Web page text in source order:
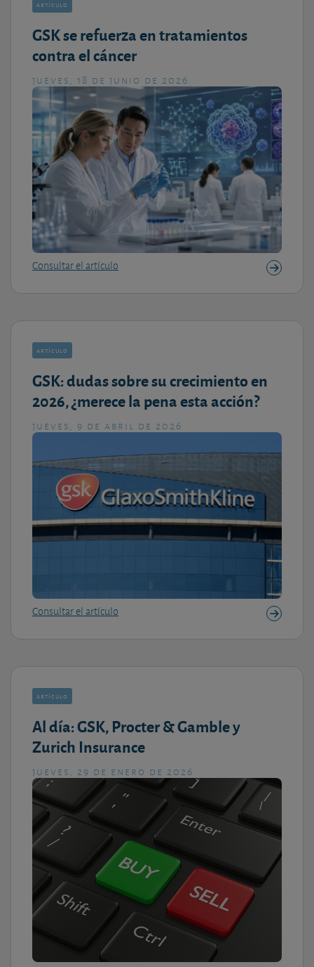
artículo
GSK se refuerza en tratamientos
contra el cáncer
jueves, 18 de junio de 2026
Consultar el artículo
artículo
GSK: dudas sobre su crecimiento en
2026, ¿merece la pena esta acción?
jueves, 9 de abril de 2026
Consultar el artículo
artículo
Al día: GSK, Procter & Gamble y
Zurich Insurance
jueves, 29 de enero de 2026